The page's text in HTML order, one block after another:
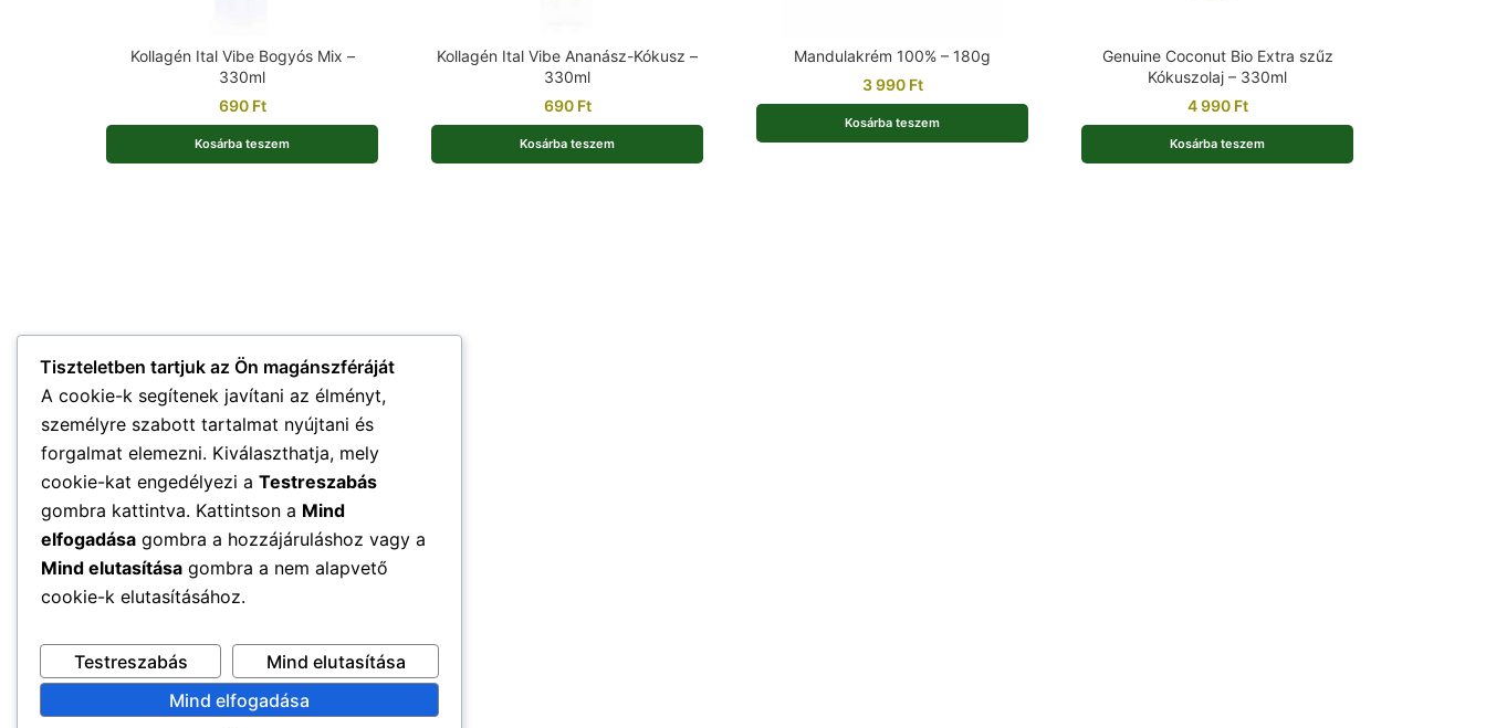
Kollagén Ital Vibe Bogyós Mix –
330ml
690 Ft
Kosárba teszem
Kollagén Ital Vibe Ananász-Kókusz –
330ml
690 Ft
Kosárba teszem
Mandulakrém 100% – 180g
3 990 Ft
Kosárba teszem
Genuine Coconut Bio Extra szűz
Kókuszolaj – 330ml
4 990 Ft
Kosárba teszem
Tiszteletben tartjuk az Ön magánszféráját
A cookie-k segítenek javítani az élményt,
személyre szabott tartalmat nyújtani és
forgalmat elemezni. Kiválaszthatja, mely
cookie-kat engedélyezi a Testreszabás
gombra kattintva. Kattintson a Mind
elfogadása gombra a hozzájáruláshoz vagy a
Mind elutasítása gombra a nem alapvető
cookie-k elutasításához.
Testreszabás
Mind elutasítása
Mind elfogadása